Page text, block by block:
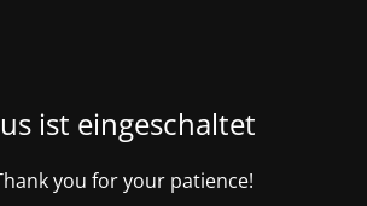
ist eingeschaltet
you for your patience!